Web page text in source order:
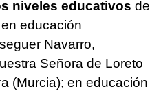
niveles educativos de
educación
Navarro,
Señora de Loreto
(Murcia); en educación